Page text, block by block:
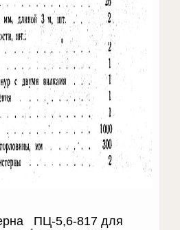
ПЦ-5,6-817 для